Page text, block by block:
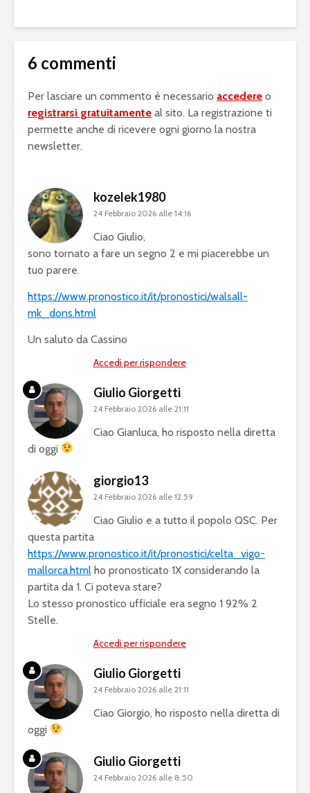
6 commenti
Per lasciare un commento è necessario accedere o
registrarsi gratuitamente al sito. La registrazione ti
permette anche di ricevere ogni giorno la nostra
newsletter.
kozelek1980
24 Febbraio 2026 alle 14:16
Ciao Giulio,
sono tornato a fare un segno 2 e mi piacerebbe un
tuo parere.
https://www.pronostico.it/it/pronostici/walsall-
mk_dons.html
Un saluto da Cassino
Accedi per rispondere
Giulio Giorgetti
24 Febbraio 2026 alle 21:11
Ciao Gianluca, ho risposto nella diretta
di oggi
giorgio13
24 Febbraio 2026 alle 12:59
Ciao Giulio e a tutto il popolo QSC. Per
questa partita
https://www.pronostico.it/it/pronostici/celta_vigo-
mallorca.html ho pronosticato 1X considerando la
partita da 1. Ci poteva stare?
Lo stesso pronostico ufficiale era segno 1 92% 2
Stelle.
Accedi per rispondere
Giulio Giorgetti
24 Febbraio 2026 alle 21:11
Ciao Giorgio, ho risposto nella diretta di
oggi
Giulio Giorgetti
24 Febbraio 2026 alle 8:50